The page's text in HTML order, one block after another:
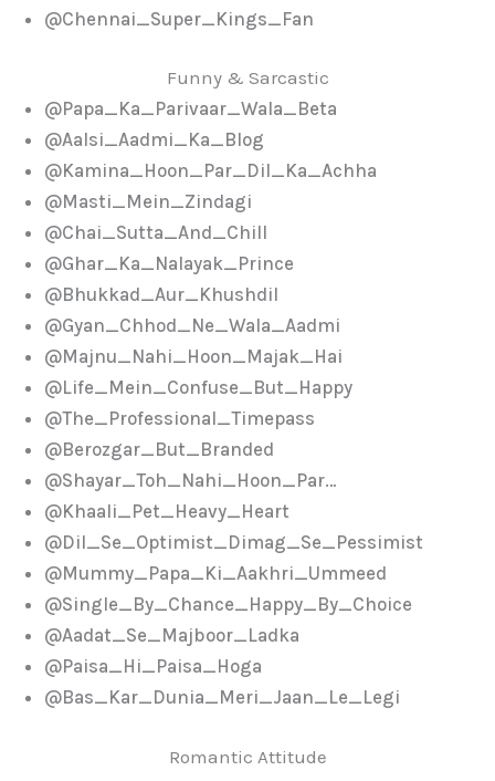
@Chennai_Super_Kings_Fan
Funny & Sarcastic
@Papa_Ka_Parivaar_Wala_Beta
@Aalsi_Aadmi_Ka_Blog
@Kamina_Hoon_Par_Dil_Ka_Achha
@Masti_Mein_Zindagi
@Chai_Sutta_And_Chill
@Ghar_Ka_Nalayak_Prince
@Bhukkad_Aur_Khushdil
@Gyan_Chhod_Ne_Wala_Aadmi
@Majnu_Nahi_Hoon_Majak_Hai
@Life_Mein_Confuse_But_Happy
@The_Professional_Timepass
@Berozgar_But_Branded
@Shayar_Toh_Nahi_Hoon_Par…
@Khaali_Pet_Heavy_Heart
@Dil_Se_Optimist_Dimag_Se_Pessimist
@Mummy_Papa_Ki_Aakhri_Ummeed
@Single_By_Chance_Happy_By_Choice
@Aadat_Se_Majboor_Ladka
@Paisa_Hi_Paisa_Hoga
@Bas_Kar_Dunia_Meri_Jaan_Le_Legi
Romantic Attitude